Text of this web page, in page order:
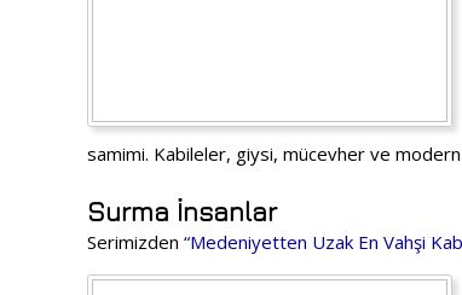
samimi. Kabileler, giysi, mücevher ve
Surma İnsanlar
Serimizden “Medeniyetten Uzak En Vahşi